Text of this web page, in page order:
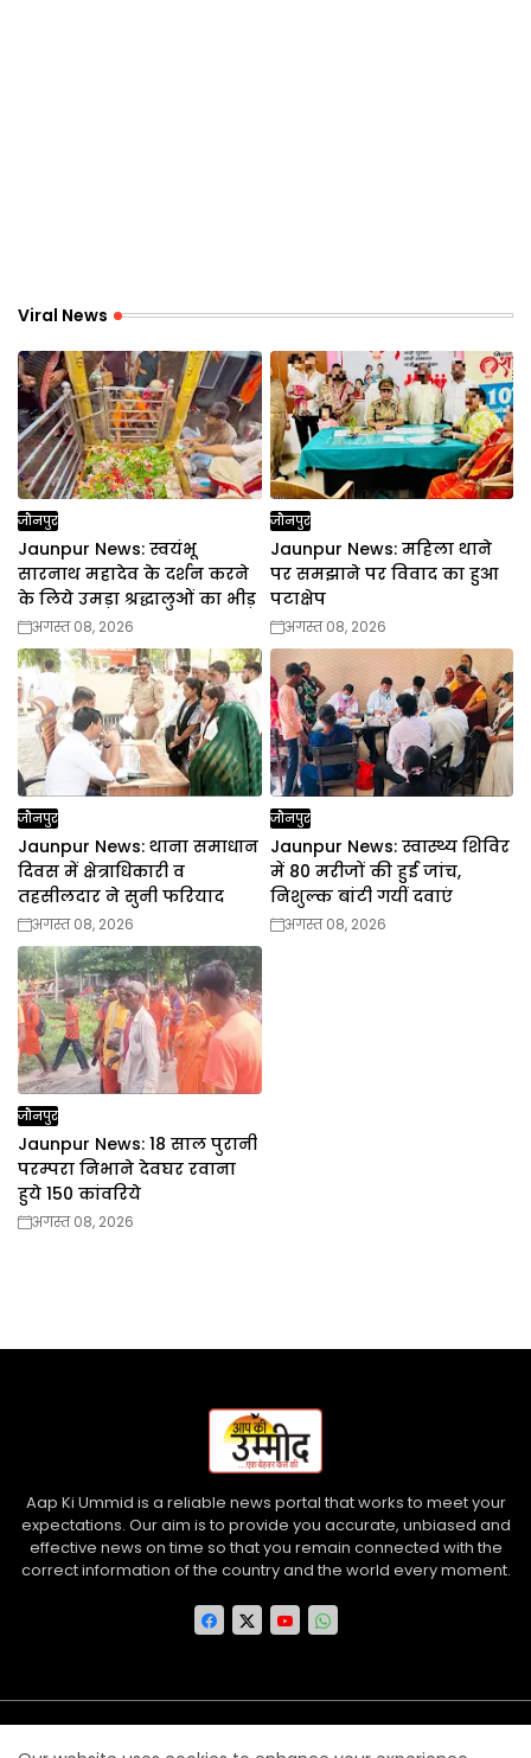
Viral News
जौनपुर
Jaunpur News: स्वयंभू
सारनाथ महादेव के दर्शन करने
के लिये उमड़ा श्रद्धालुओं का भीड़
अगस्त 08, 2026
जौनपुर
Jaunpur News: महिला थाने
पर समझाने पर विवाद का हुआ
पटाक्षेप
अगस्त 08, 2026
जौनपुर
Jaunpur News: थाना समाधान
दिवस में क्षेत्राधिकारी व
तहसीलदार ने सुनी फरियाद
अगस्त 08, 2026
जौनपुर
Jaunpur News: स्वास्थ्य शिविर
में 80 मरीजों की हुई जांच,
निशुल्क बांटी गयीं दवाएं
अगस्त 08, 2026
जौनपुर
Jaunpur News: 18 साल पुरानी
परम्परा निभाने देवघर रवाना
हुये 150 कांवरिये
अगस्त 08, 2026
Aap Ki Ummid is a reliable news portal that works to meet your
expectations. Our aim is to provide you accurate, unbiased and
effective news on time so that you remain connected with the
correct information of the country and the world every moment.